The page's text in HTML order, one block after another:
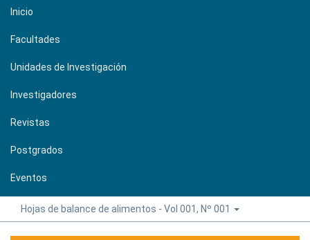
Inicio
Facultades
Unidades de Investigación
Investigadores
Revistas
Postgrados
Eventos
Hojas de balance de alimentos - Vol 001, Nº 001